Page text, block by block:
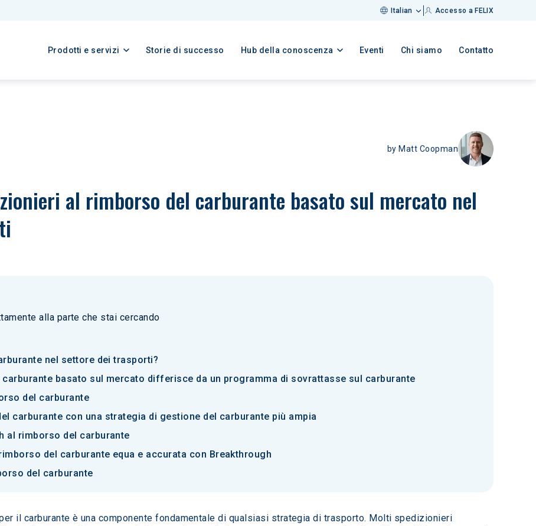
Italian Accesso a FELIX
Prodotti e servizi Storie di successo Hub della conoscenza Eventi Chi siamo Contatto
byMatt Coopman
al rimborso del carburante basato sul mercato nel
alla parte che stai cercando
nel settore dei trasporti?
basato sul mercato differisce da un programma di sovrattasse sul carburante
del carburante
carburante con una strategia di gestione del carburante più ampia
al rimborso del carburante
del carburante equa e accurata con Breakthrough
del carburante
il carburante è una componente fondamentale di qualsiasi strategia di trasporto. Molti spedizionieri